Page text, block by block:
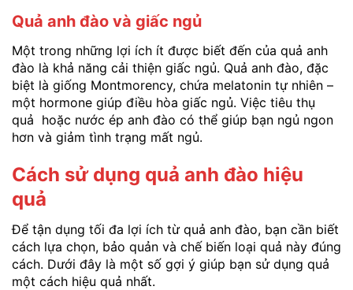
Quả anh đào và giấc ngủ
Một trong những lợi ích ít được biết đến của quả anh
đào là khả năng cải thiện giấc ngủ. Quả anh đào, đặc
biệt là giống Montmorency, chứa melatonin tự nhiên –
một hormone giúp điều hòa giấc ngủ. Việc tiêu thụ
quả hoặc nước ép anh đào có thể giúp bạn ngủ ngon
hơn và giảm tình trạng mất ngủ.
Cách sử dụng quả anh đào hiệu
quả
Để tận dụng tối đa lợi ích từ quả anh đào, bạn cần biết
cách lựa chọn, bảo quản và chế biến loại quả này đúng
cách. Dưới đây là một số gợi ý giúp bạn sử dụng quả
một cách hiệu quả nhất.